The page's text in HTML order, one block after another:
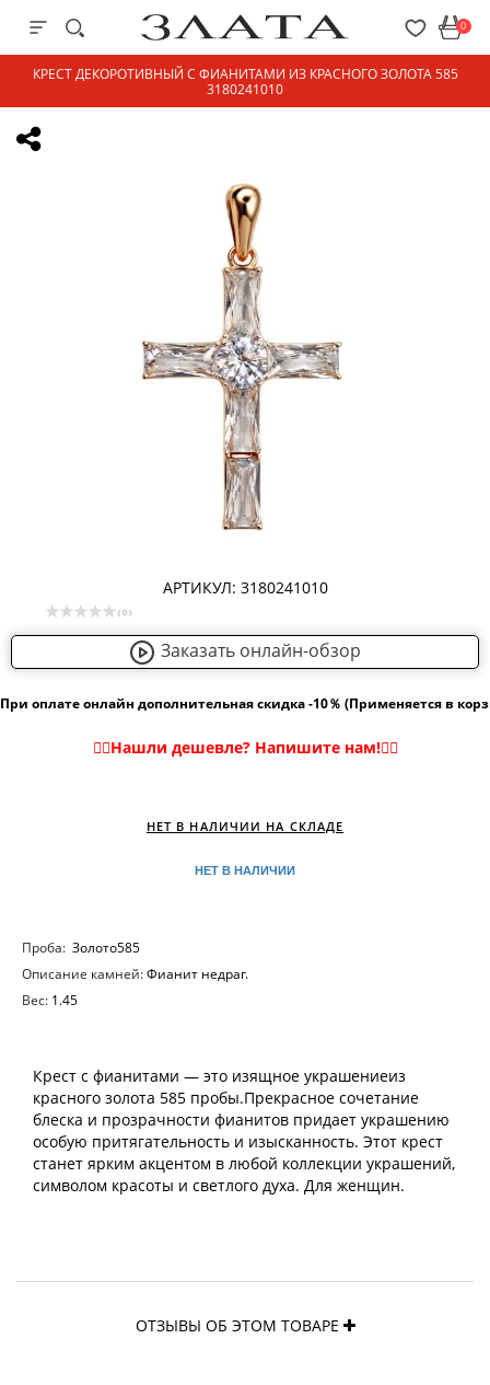
0
КРЕСТ ДЕКОРОТИВНЫЙ С ФИАНИТАМИ ИЗ КРАСНОГО ЗОЛОТА 585
3180241010
АРТИКУЛ: 3180241010
( 0 )
Заказать онлайн-обзор
При оплате онлайн дополнительная скидка -10％ (Применяется в
НЕТ В НАЛИЧИИ
НЕТ В НАЛИЧИИ НА СКЛАДЕ
Проба: Золото585
Описание камней:Фианит недраг.
Вес: 1.45
Крест с фианитами — это изящное украшениеиз
красного золота 585 пробы.Прекрасное сочетание
блеска и прозрачности фианитов придает украшению
особую притягательность и изысканность. Этот крест
станет ярким акцентом в любой коллекции украшений,
символом красоты и светлого духа. Для женщин.
ОТЗЫВЫ ОБ ЭТОМ ТОВАРЕ